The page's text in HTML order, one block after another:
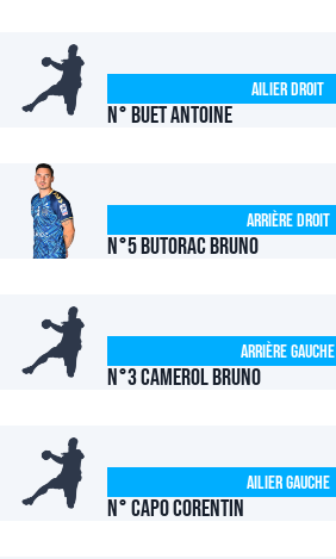
N° BUET Antoine
Ailier Droit
N°5 BUTORAC Bruno
Arrière Droit
N°3 CAMEROL Bruno
Arrière Gauche
N° CAPO Corentin
Ailier Gauche